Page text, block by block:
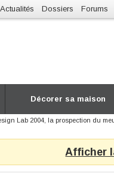
Actualités Dossiers Forums
Décorer sa maison
Lab 2004, la prospection du
Afficher